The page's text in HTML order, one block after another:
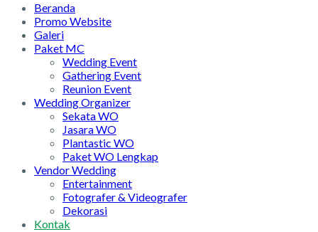
Beranda
Promo Website
Galeri
Paket MC
Wedding Event
Gathering Event
Reunion Event
Wedding Organizer
Sekata WO
Jasara WO
Plantastic WO
Paket WO Lengkap
Vendor Wedding
Entertainment
Fotografer & Videografer
Dekorasi
Kontak